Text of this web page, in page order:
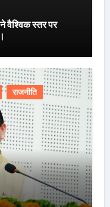
वैश्विक स्तर पर
राजनीति